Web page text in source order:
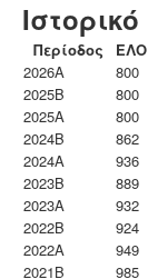
Ιστορικό
Περίοδος ΕΛΟ
2026A
800
2025B
800
2025A
800
2024B
862
2024A
936
2023B
889
2023Α
932
2022B
924
2022A
949
2021B
985